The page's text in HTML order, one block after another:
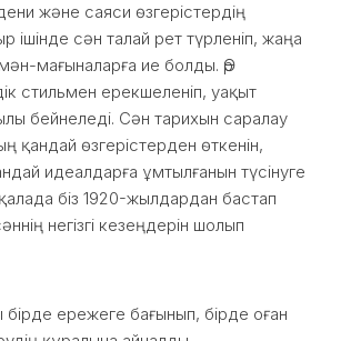
және саяси өзгерістердің
ішінде сән талай рет түрленіп, жаңа
мағыналарға ие болды. Әр
стильмен ерекшеленіп, уақыт
бейнеледі. Сән тарихын саралау
қандай өзгерістерден өткенін,
идеалдарға ұмтылғанын түсінуге
біз 1920-жылдардан бастап
негізгі кезеңдерін шолып
ережеге бағынып, бірде оған